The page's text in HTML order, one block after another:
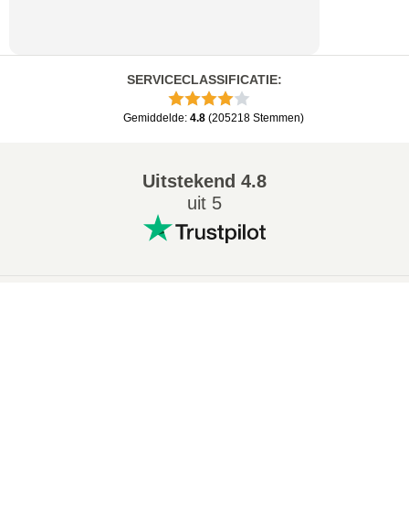
SERVICECLASSIFICATIE:
Gemiddelde: 4.8 (205218 Stemmen)
Uitstekend 4.8
uit 5